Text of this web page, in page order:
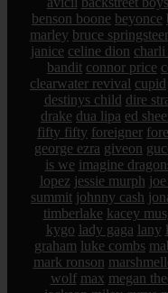
benson boone beyonce
marley bruce
janice celine dion
bandit connor price
clearwater revival cupid
destinys child dire
drake dua lipa ed
fifty fifty foreigner
george ezra giveon
is we imagine
lopez jessie murph
summit johnny cash
timberlake kacey
kygo lady gaga lany
graham luke combs
mark ronson
wolf max megan